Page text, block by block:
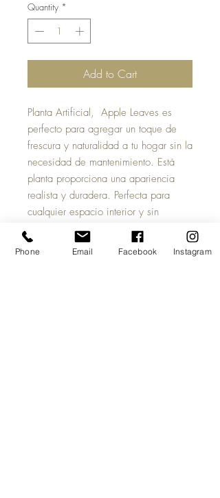
Quantity *
Add to Cart
Planta Artificial, Apple Leaves es
perfecto para agregar un toque de
frescura y naturalidad a tu hogar sin la
necesidad de mantenimiento. Está
planta proporciona una apariencia
realista y duradera. Perfecta para
cualquier espacio interior y sin
preocuparse por el riego o la luz del
sol.
Phone Email Facebook Instagram